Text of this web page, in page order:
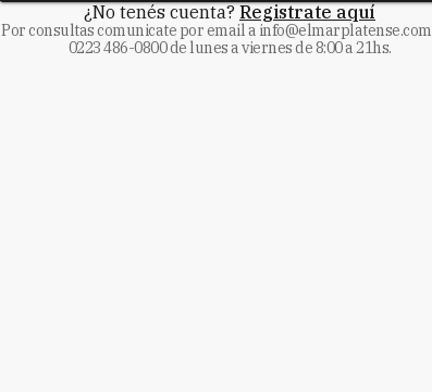
¿No tenés cuenta? Registrate aquí
Por consultas comunicate por email a info@elmarplatense.com
0223 486-0800de lunes a viernes de 8:00 a 21hs.